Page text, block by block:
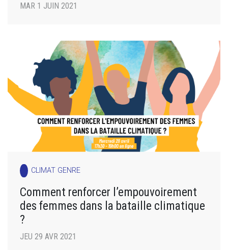
MAR 1 JUIN 2021
CLIMAT GENRE
Comment renforcer l’empouvoirement
des femmes dans la bataille climatique
?
JEU 29 AVR 2021